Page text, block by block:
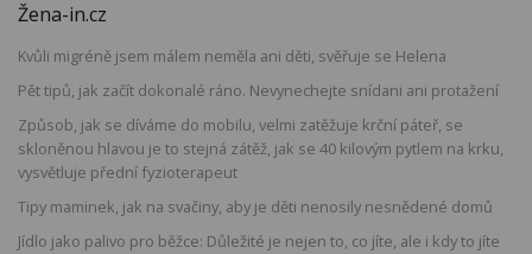
Žena-in.cz
Kvůli migréně jsem málem neměla ani děti, svěřuje se Helena
Pět tipů, jak začít dokonalé ráno. Nevynechejte snídani ani protažení
Způsob, jak se díváme do mobilu, velmi zatěžuje krční páteř, se
skloněnou hlavou je to stejná zátěž, jak se 40 kilovým pytlem na krku,
vysvětluje přední fyzioterapeut
Tipy maminek, jak na svačiny, aby je děti nenosily nesnědené domů
Jídlo jako palivo pro běžce: Důležité je nejen to, co jíte, ale i kdy to jíte